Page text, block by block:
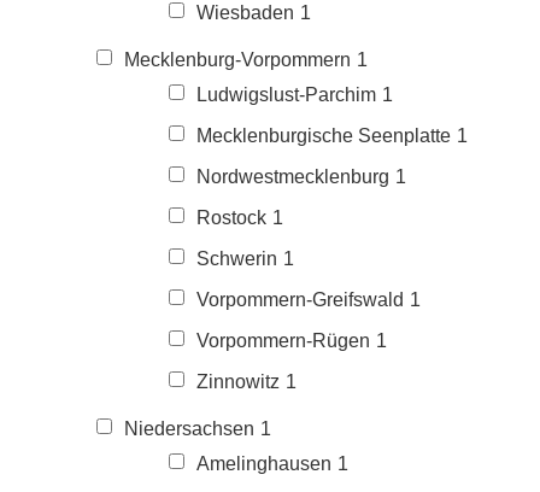
Wiesbaden 1
Mecklenburg-Vorpommern 1
Ludwigslust-Parchim 1
Mecklenburgische Seenplatte 1
Nordwestmecklenburg 1
Rostock 1
Schwerin 1
Vorpommern-Greifswald 1
Vorpommern-Rügen 1
Zinnowitz 1
Niedersachsen 1
Amelinghausen 1